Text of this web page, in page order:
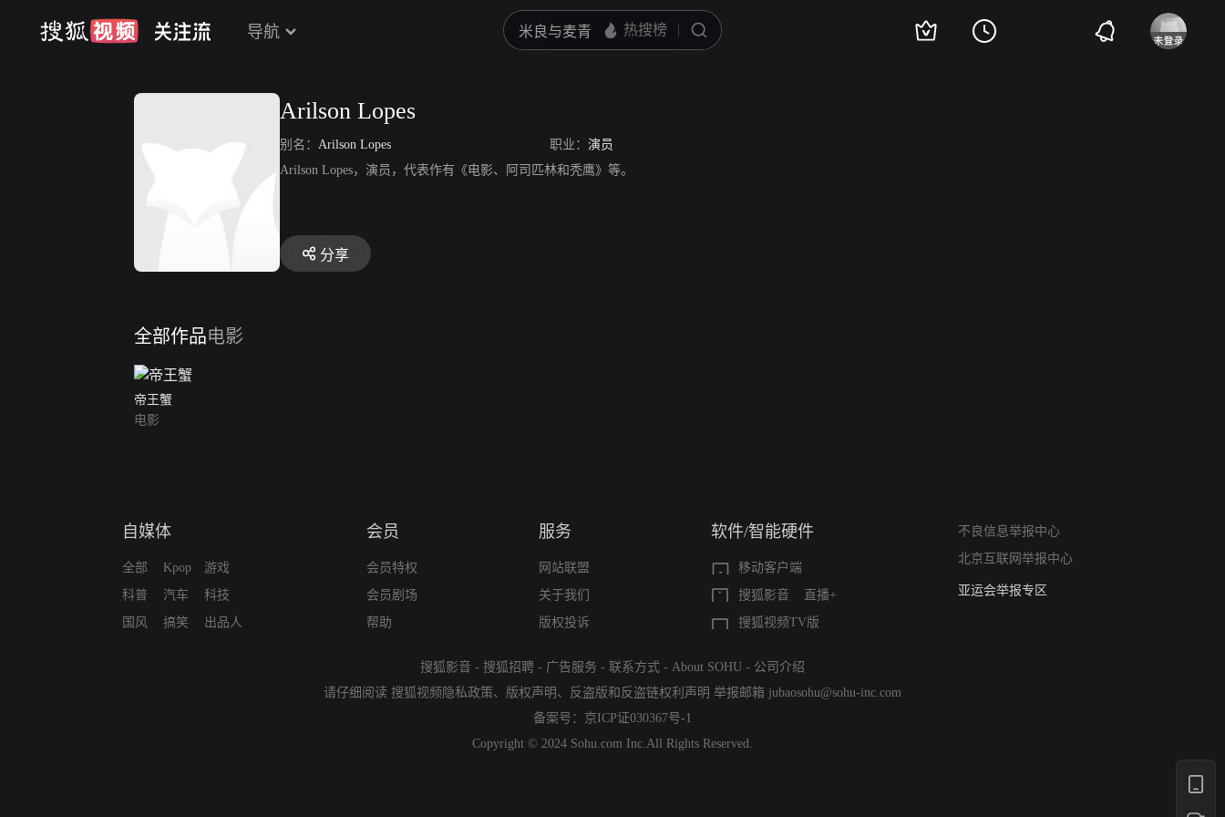
导航
Arilson Lopes
别名： Arilson Lopes 职业： 演员
Arilson Lopes，演员，代表作有《电影、阿司匹林和秃鹰》等。
分享
全部作品电影
帝王蟹
电影
自媒体
全部
科普
国风
Kpop
汽车
搞笑
游戏
科技
出品人
会员
会员特权
会员剧场
帮助
服务
网站联盟
关于我们
版权投诉
软件/智能硬件
移动客户端
搜狐影音
直播+
搜狐视频TV版
不良信息举报中心
北京互联网举报中心
算法推荐专项举报
亚运会举报专区
搜狐影音 - 搜狐招聘 - 广告服务 - 联系方式 - About SOHU - 公司介绍
请仔细阅读 搜狐视频隐私政策、 版权声明 、 反盗版和反盗链权利声明 举报邮箱 jubaosohu@sohu-inc.com
备案号： 京ICP证030367号-1
Copyright © 2024 Sohu.com Inc.All Rights Reserved.